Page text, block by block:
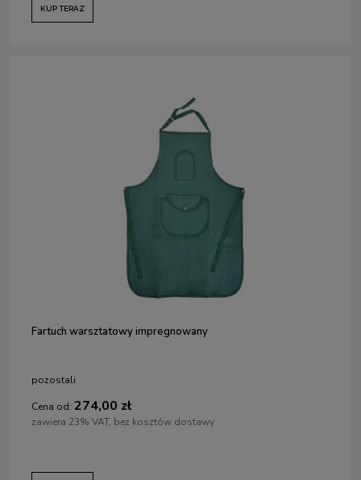
KUP TERAZ
Fartuch warsztatowy impregnowany
pozostali
Cena od: 274,00 zł
zawiera 23% VAT, bez kosztów dostawy